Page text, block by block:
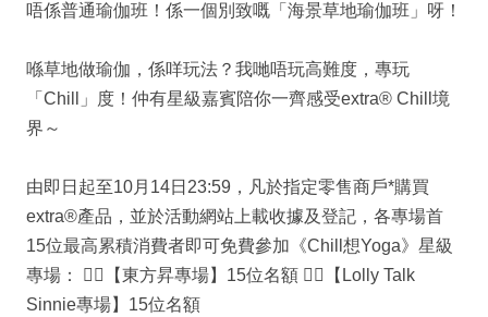
唔係普通瑜伽班！係一個別致嘅「海景草地瑜伽班」呀！
喺草地做瑜伽，係咩玩法？我哋唔玩高難度，專玩
「Chill」度！仲有星級嘉賓陪你一齊感受extra® Chill境
界～
由即日起至10月14日23:59，凡於指定零售商戶*購買
extra®產品，並於活動網站上載收據及登記，各專場首
15位最高累積消費者即可免費參加《Chill想Yoga》星級
專場： 🧘‍♂【東方昇專場】15位名額 🧘‍♀【Lolly Talk
Sinnie專場】15位名額